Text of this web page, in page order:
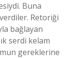
Buna
Retoriği
bağlayan
serdi kelam
gereklerine